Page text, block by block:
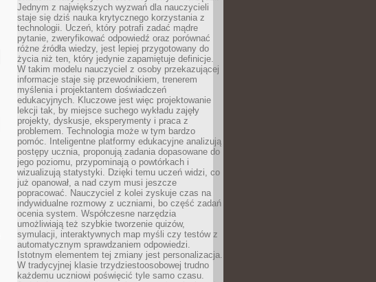
Jednym z największych wyzwań dla nauczycieli
staje się dziś nauka krytycznego korzystania z
technologii. Uczeń, który potrafi zadać mądre
pytanie, zweryfikować odpowiedź oraz porównać
różne źródła wiedzy, jest lepiej przygotowany do
życia niż ten, który jedynie zapamiętuje definicje.
W takim modelu nauczyciel z osoby przekazującej
informacje staje się przewodnikiem, trenerem
myślenia i projektantem doświadczeń
edukacyjnych. Kluczowe jest więc projektowanie
lekcji tak, by miejsce suchego wykładu zajęły
projekty, dyskusje, eksperymenty i praca z
problemem. Technologia może w tym bardzo
pomóc. Inteligentne platformy edukacyjne analizują
postępy ucznia, proponują zadania dopasowane do
jego poziomu, przypominają o powtórkach i
wizualizują statystyki. Dzięki temu uczeń widzi, co
już opanował, a nad czym musi jeszcze
popracować. Nauczyciel z kolei zyskuje czas na
indywidualne rozmowy z uczniami, bo część zadań
ocenia system. Współczesne narzędzia
umożliwiają też szybkie tworzenie quizów,
symulacji, interaktywnych map myśli czy testów z
automatycznym sprawdzaniem odpowiedzi.
Istotnym elementem tej zmiany jest personalizacja.
W tradycyjnej klasie trzydziestoosobowej trudno
każdemu uczniowi poświęcić tyle samo czasu.